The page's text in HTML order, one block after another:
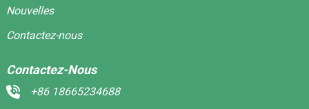
Nouvelles
Contactez-nous
Contactez-Nous
+86 18665234688